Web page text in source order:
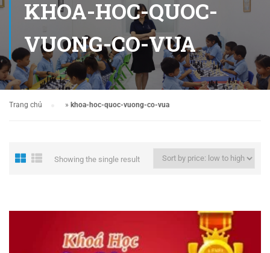
KHOA-HOC-QUOC-
VUONG-CO-VUA
Trang chủ » khoa-hoc-quoc-vuong-co-vua
Showing the single result